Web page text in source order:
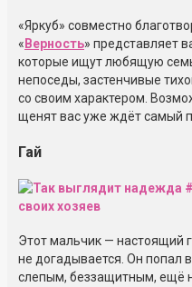
«Яркуб» совместно
« Верность» представляет
которые ищут любящую
непоседы, застенчивые
со своим характером.
щенят вас уже ждёт самый
Гай
Этот мальчик — настоящий
не догадывается. Он попал
слепым, беззащитным, ещё